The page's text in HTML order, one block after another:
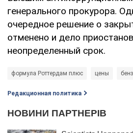
генерального прокурора.
очередное решение о
отменено и дело
неопределенный срок.
формула Роттердам плюс цены
Редакционная политика